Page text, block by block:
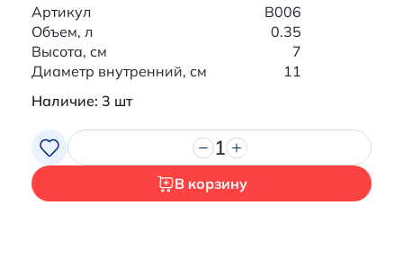
Артикул
B006
Объем, л
0.35
Высота, см
7
Диаметр внутренний, см
11
Наличие: 3 шт
1
В корзину